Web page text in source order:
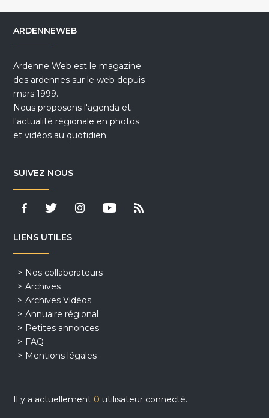
ARDENNEWEB
Ardenne Web est le magazine
des ardennes sur le web depuis
mars 1999.
Nous proposons l'agenda et
l'actualité régionale en photos
et vidéos au quotidien.
SUIVEZ NOUS
LIENS UTILES
Nos collaborateurs
Archives
Archives Vidéos
Annuaire régional
Petites annonces
FAQ
Mentions légales
Il y a actuellement 0 utilisateur connecté.